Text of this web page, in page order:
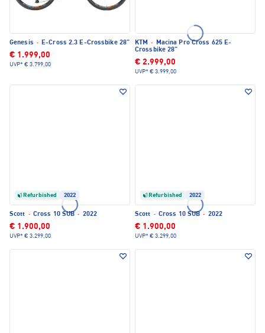
Genesis · E-Cross 2.3 E-Crossbike 28"
€ 1.999,00
UVP* € 3.799,00
KTM ·
Macina Pro Cross 625 E-
Crossbike 28"
€ 2.999,00
UVP* € 3.999,00
Refurbished 2022
Scott · Cross 10 SUB · 2022
€ 1.900,00
UVP* € 3.299,00
Refurbished 2022
Scott · Cross 10 SUB · 2022
€ 1.900,00
UVP* € 3.299,00